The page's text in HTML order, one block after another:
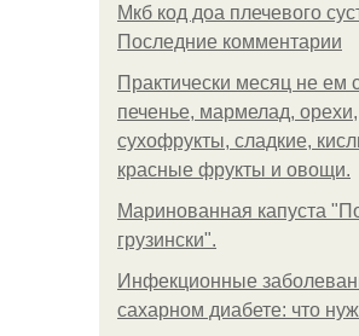
Мкб код доа плечевого
Последние комментарии
Практически месяц не ем
печенье, мармелад, орехи,
сухофрукты, сладкие,
красные фрукты и овощи.
Маринованная капуста
грузински".
Инфекционные
сахарном диабете: что